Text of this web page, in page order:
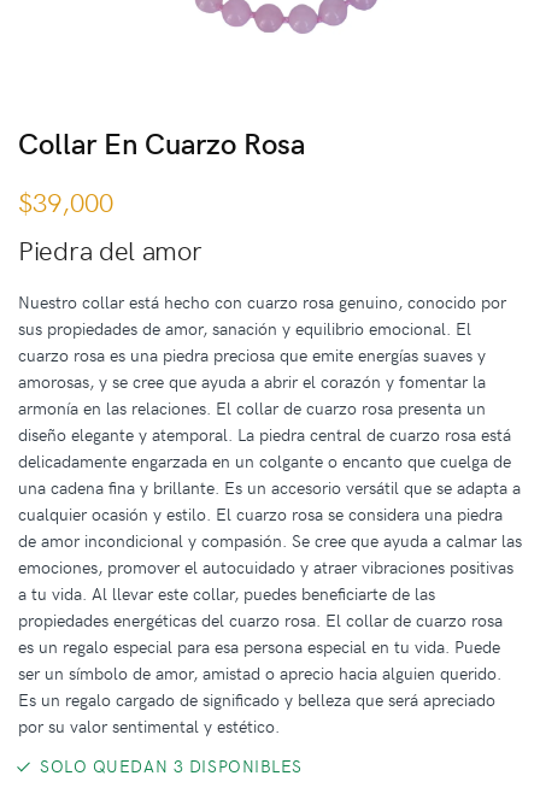
Collar En Cuarzo Rosa
$39,000
Piedra del amor
Nuestro collar está hecho con cuarzo rosa genuino, conocido por
sus propiedades de amor, sanación y equilibrio emocional. El
cuarzo rosa es una piedra preciosa que emite energías suaves y
amorosas, y se cree que ayuda a abrir el corazón y fomentar la
armonía en las relaciones. El collar de cuarzo rosa presenta un
diseño elegante y atemporal. La piedra central de cuarzo rosa está
delicadamente engarzada en un colgante o encanto que cuelga de
una cadena fina y brillante. Es un accesorio versátil que se adapta a
cualquier ocasión y estilo. El cuarzo rosa se considera una piedra
de amor incondicional y compasión. Se cree que ayuda a calmar las
emociones, promover el autocuidado y atraer vibraciones positivas
a tu vida. Al llevar este collar, puedes beneficiarte de las
propiedades energéticas del cuarzo rosa. El collar de cuarzo rosa
es un regalo especial para esa persona especial en tu vida. Puede
ser un símbolo de amor, amistad o aprecio hacia alguien querido.
Es un regalo cargado de significado y belleza que será apreciado
por su valor sentimental y estético.
SOLO QUEDAN 3 DISPONIBLES